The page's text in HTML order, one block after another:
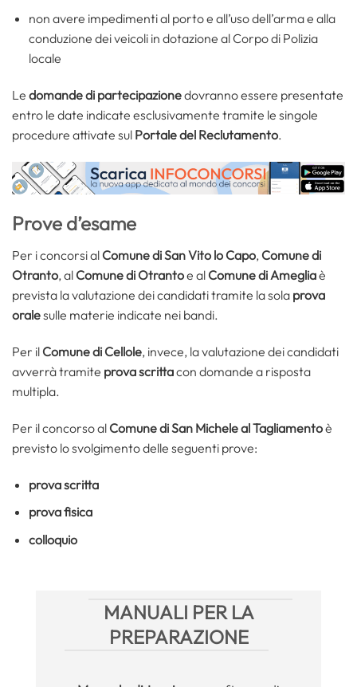
non avere impedimenti al porto e all’uso dell’arma e alla
conduzione dei veicoli in dotazione al Corpo di Polizia
locale
Le domande di partecipazionedovranno essere presentate
entro le date indicate esclusivamente tramite le singole
procedure attivate sul Portale del Reclutamento.
Prove d’esame
Per i concorsi al Comune di San Vito lo Capo, Comune di
Otranto, al Comune di Otrantoe al Comune di Amegliaè
prevista la valutazione dei candidati tramite la sola prova
oralesulle materie indicate nei bandi.
Per il Comune di Cellole, invece, la valutazione dei candidati
avverrà tramite prova scrittacon domande a risposta
multipla.
Per il concorso al Comune di San Michele al Tagliamentoè
previsto lo svolgimento delle seguenti prove:
prova scritta
prova fisica
colloquio
MANUALI PER LA
PREPARAZIONE